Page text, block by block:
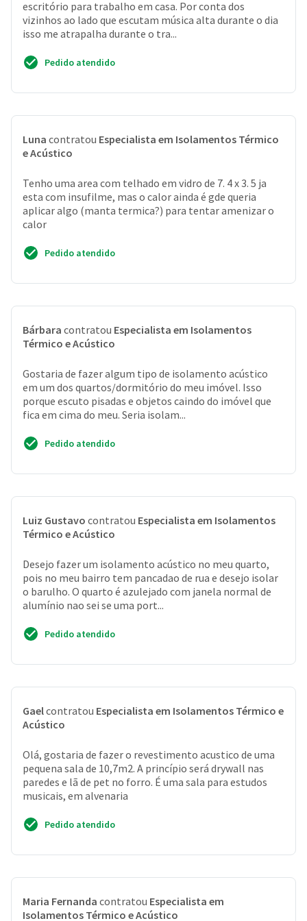
escritório para trabalho em casa. Por conta dos
vizinhos ao lado que escutam música alta durante o dia
isso me atrapalha durante o tra...
Pedido atendido
Luna contratou Especialista em Isolamentos Térmico
e Acústico
Tenho uma area com telhado em vidro de 7. 4 x 3. 5 ja
esta com insufilme, mas o calor ainda é gde queria
aplicar algo (manta termica?) para tentar amenizar o
calor
Pedido atendido
Bárbara contratou Especialista em Isolamentos
Térmico e Acústico
Gostaria de fazer algum tipo de isolamento acústico
em um dos quartos/dormitório do meu imóvel. Isso
porque escuto pisadas e objetos caindo do imóvel que
fica em cima do meu. Seria isolam...
Pedido atendido
Luiz Gustavo contratou Especialista em Isolamentos
Térmico e Acústico
Desejo fazer um isolamento acústico no meu quarto,
pois no meu bairro tem pancadao de rua e desejo isolar
o barulho. O quarto é azulejado com janela normal de
alumínio nao sei se uma port...
Pedido atendido
Gaelcontratou Especialista em Isolamentos Térmico e
Acústico
Olá, gostaria de fazer o revestimento acustico de uma
pequena sala de 10,7m2. A princípio será drywall nas
paredes e lã de pet no forro. É uma sala para estudos
musicais, em alvenaria
Pedido atendido
Maria Fernanda contratou Especialista em
Isolamentos Térmico e Acústico